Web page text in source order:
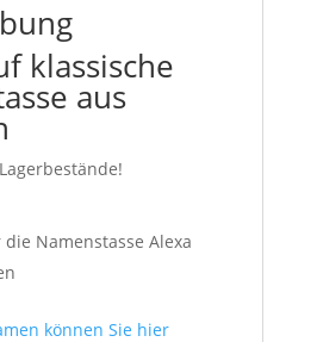
klassische
aus
Namenstasse Alexa
können Sie hier